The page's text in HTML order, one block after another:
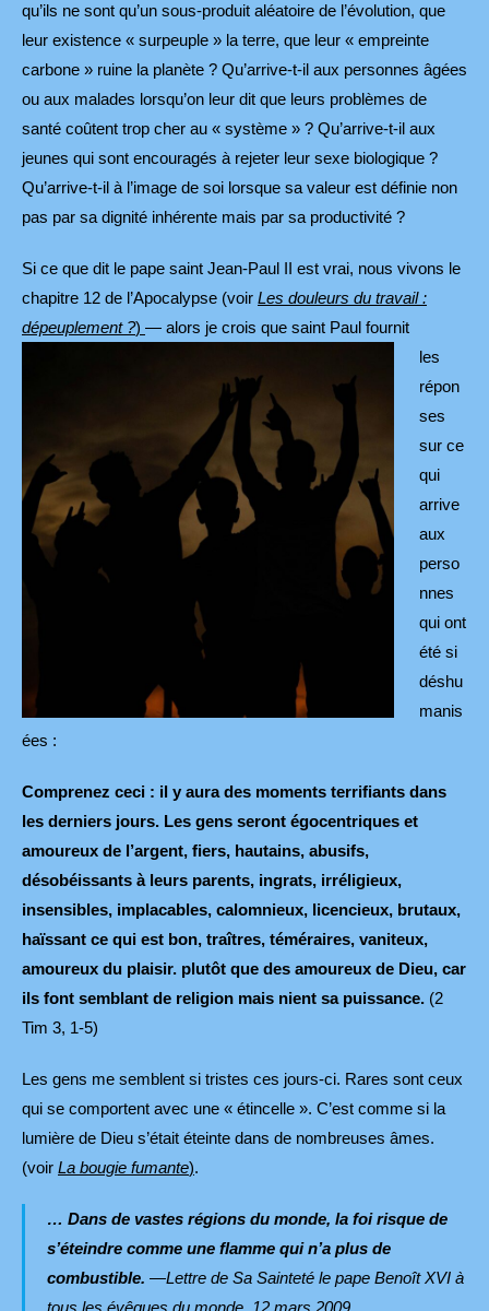
qu’ils ne sont qu’un sous-produit aléatoire de l’évolution, que
leur existence « surpeuple » la terre, que leur « empreinte
carbone » ruine la planète ? Qu’arrive-t-il aux personnes âgées
ou aux malades lorsqu’on leur dit que leurs problèmes de
santé coûtent trop cher au « système » ? Qu’arrive-t-il aux
jeunes qui sont encouragés à rejeter leur sexe biologique ?
Qu’arrive-t-il à l’image de soi lorsque sa valeur est définie non
pas par sa dignité inhérente mais par sa productivité ?
Si ce que dit le pape saint Jean-Paul II est vrai, nous vivons le
chapitre 12 de l’Apocalypse (voir Les douleurs du travail :
dépeuplement ?) — alors je crois que saint Paul fournit
les
répon
ses
sur ce
qui
arrive
aux
perso
nnes
qui ont
été si
déshu
manis
ées :
Comprenez ceci : il y aura des moments terrifiants dans
les derniers jours. Les gens seront égocentriques et
amoureux de l’argent, fiers, hautains, abusifs,
désobéissants à leurs parents, ingrats, irréligieux,
insensibles, implacables, calomnieux, licencieux, brutaux,
haïssant ce qui est bon, traîtres, téméraires, vaniteux,
amoureux du plaisir. plutôt que des amoureux de Dieu, car
ils font semblant de religion mais nient sa puissance. (2
Tim 3, 1-5)
Les gens me semblent si tristes ces jours-ci. Rares sont ceux
qui se comportent avec une « étincelle ». C’est comme si la
lumière de Dieu s’était éteinte dans de nombreuses âmes.
(voir La bougie fumante).
… Dans de vastes régions du monde, la foi risque de
s’éteindre comme une flamme qui n’a plus de
combustible. —Lettre de Sa Sainteté le pape Benoît XVI à